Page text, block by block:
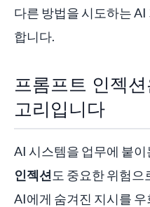
다른 방법을 시도하는
합니다.
프롬프트 인젝
고리입니다
AI 시스템을 업무에 붙
인젝션 도 중요한 위험
AI에게 숨겨진 지시를